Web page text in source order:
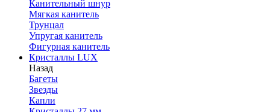
Канительный шнур
Мягкая канитель
Трунцал
Упругая канитель
Фигурная канитель
Кристаллы LUX
Назад
Багеты
Звезды
Капли